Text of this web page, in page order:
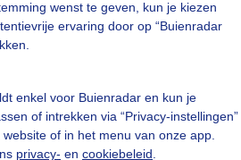
wenst te geven, kun je kiezen
ervaring door op “Buienradar
enkel voor Buienradar en kun je
of intrekken via “Privacy-instellingen”
of in het menu van onze app.
privacy- en cookiebeleid
De Bilt